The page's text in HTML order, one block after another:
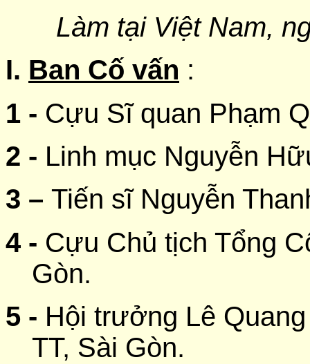
Làm tại Việt Nam,
I. Ban Cố vấn :
1 - Cựu Sĩ quan Phạm
2 - Linh mục Nguyễn
3 – Tiến sĩ Nguyễn
4 - Cựu Chủ tịch Tổng
Gòn.
5 - Hội trưởng Lê
TT, Sài Gòn.